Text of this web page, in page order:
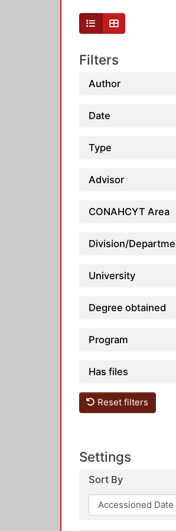
Filters
Author
Date
Type
Advisor
CONAHCYT Area
Division/
University
Degree obtained
Program
Has files
Reset filters
Settings
Sort By